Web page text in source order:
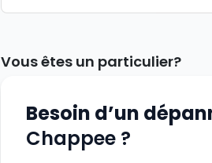
Vous êtes un particulier?
Besoin d’un
Chappee ?